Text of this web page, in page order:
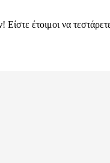
έτοιμοι να